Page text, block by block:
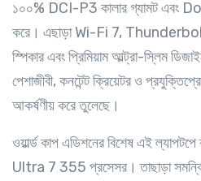
১০০% DCI-P3 কালার গ্যামট এবং
করে। এছাড়া Wi-Fi 7,
স্পিকার এবং প্রিমিয়াম আল্ট্রা-স্লিম
পেশাজীবী, কনটেন্ট ক্রিয়েটর ও
আকর্ষণীয় করে তুলেছে।
ওয়ার্ল্ড কাপ এডিশনের বিশেষ এই
Ultra 7 355 প্রসেসর। তাছাড়া